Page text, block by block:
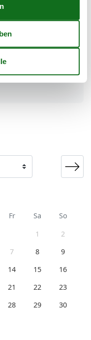
Fr Sa
So
1
2
7 8
9
14 15
16
21 22
23
28 29
30